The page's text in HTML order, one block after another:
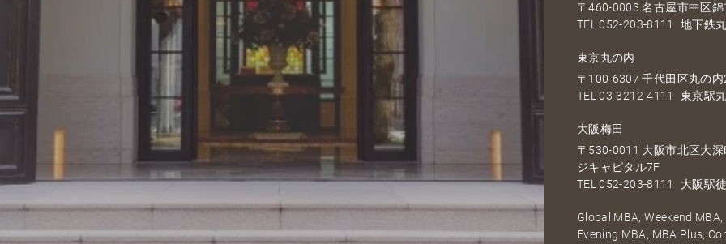
〒460-0003 名古屋市中区
TEL052-203-8111 地下鉄
東京丸の内
〒100-6307 千代田区丸の
TEL03-3212-4111 東京駅
大阪梅田
〒530-0011 大阪市北区大
ジキャピタル7F
TEL052-203-8111 大阪駅
Global MBA, Weekend
Evening MBA, MBA Plus,